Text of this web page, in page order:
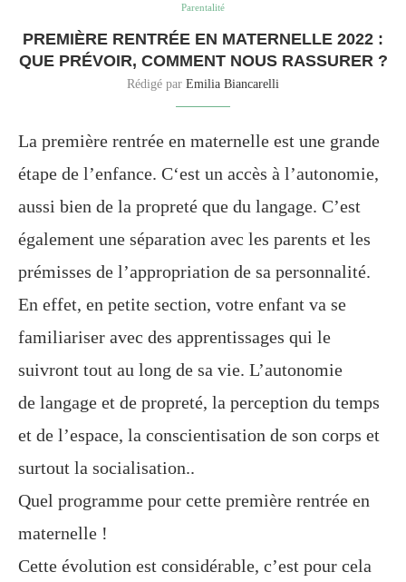
Parentalité
PREMIÈRE RENTRÉE EN MATERNELLE 2022 :
QUE PRÉVOIR, COMMENT NOUS RASSURER ?
Rédigé par Emilia Biancarelli
La première rentrée en maternelle est une grande
étape de l’enfance. C‘est un accès à l’autonomie,
aussi bien de la propreté que du langage. C’est
également une séparation avec les parents et les
prémisses de l’appropriation de sa personnalité.
En effet, en petite section, votre enfant va se
familiariser avec des apprentissages qui le
suivront tout au long de sa vie. L’autonomie
de langage et de propreté, la perception du temps
et de l’espace, la conscientisation de son corps et
surtout la socialisation..
Quel programme pour cette première rentrée en
maternelle !
Cette évolution est considérable, c’est pour cela